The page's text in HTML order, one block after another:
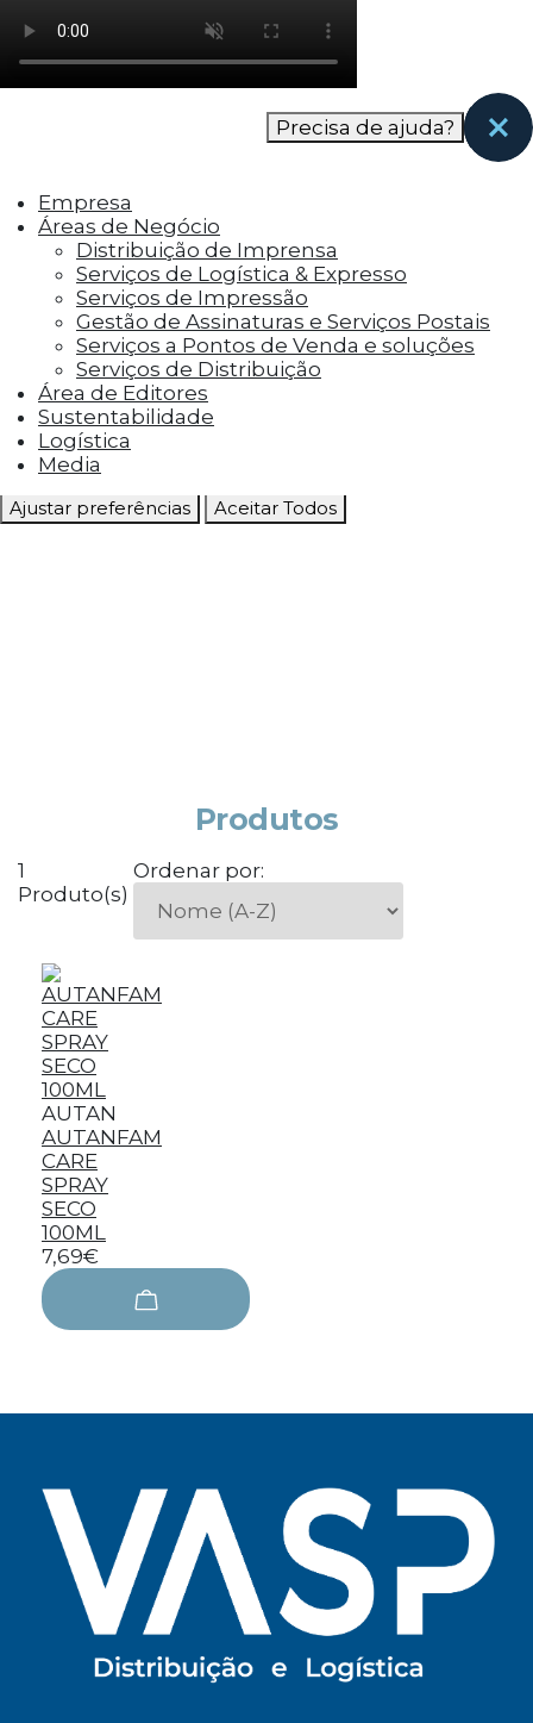
como os visitantes interagem com o site. Esses
cookies ajudam a fornecer informações sobre
as métricas do número de visitantes, taxa de
rejeição, origem do tráfego, etc.
funcionalidades, como compartilhar o
conteúdo do site em plataformas de social
media, coletar feedbacks e outros recursos de
terceiros.
Cookies Marketing
Os cookies de marketing são usados para
entregar aos visitantes anúncios
personalizados com base nas páginas que eles
visitaram antes e analisar a eficácia da
campanha publicitária.
Ajustar preferências Aceitar Todos
Precisa de ajuda?
Empresa
Áreas de Negócio
Distribuição de Imprensa
Serviços de Logística & Expresso
Serviços de Impressão
Gestão de Assinaturas e Serviços Postais
Serviços a Pontos de Venda e soluções
Serviços de Distribuição
Área de Editores
Sustentabilidade
Logística
Media
Produtos
1
Produto(s)
Ordenar por:
AUTAN
AUTANFAM
CARE
SPRAY
SECO
100ML
7,69€